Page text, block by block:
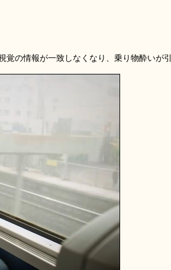
の情報が一致しなくなり、乗り物酔いが引